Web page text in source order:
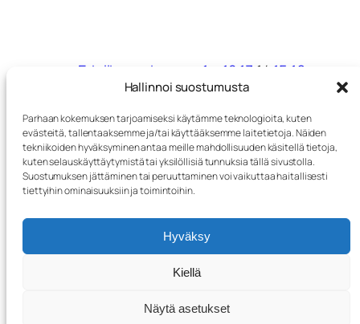
Hallinnoi suostumusta
Parhaan kokemuksen tarjoamiseksi käytämme teknologioita, kuten
evästeitä, tallentaaksemme ja/tai käyttääksemme laitetietoja. Näiden
tekniikoiden hyväksyminen antaa meille mahdollisuuden käsitellä tietoja,
kuten selauskäyttäytymistä tai yksilöllisiä tunnuksia tällä sivustolla.
Suostumuksen jättäminen tai peruuttaminen voi vaikuttaa haitallisesti
tiettyihin ominaisuuksiin ja toimintoihin.
Hyväksy
Kiellä
Näytä asetukset
Edellinen sivu 1 12 13 14 15 16
Seuraava sivu
Puuvenementori
Puuveneen veistäminen ja korjaaminen
Blogi
Evästeet